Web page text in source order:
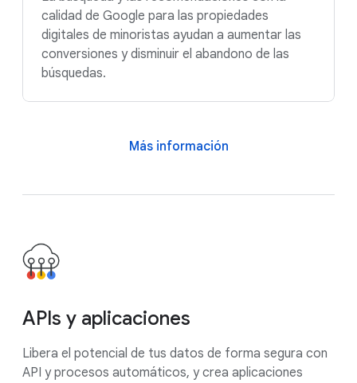
calidad de Google para las propiedades
digitales de minoristas ayudan a aumentar las
conversiones y disminuir el abandono de las
búsquedas.
Más información
APIs y aplicaciones
Libera el potencial de tus datos de forma segura con
API y procesos automáticos, y crea aplicaciones